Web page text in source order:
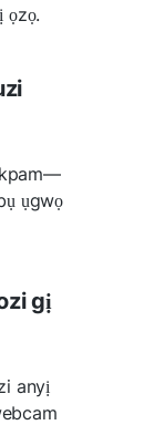
ọzọ.
ụgwọ
gị
anyị